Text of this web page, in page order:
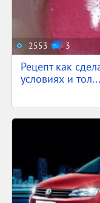
2553 3
Рецепт как
условиях и тол...